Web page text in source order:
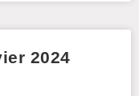
2024